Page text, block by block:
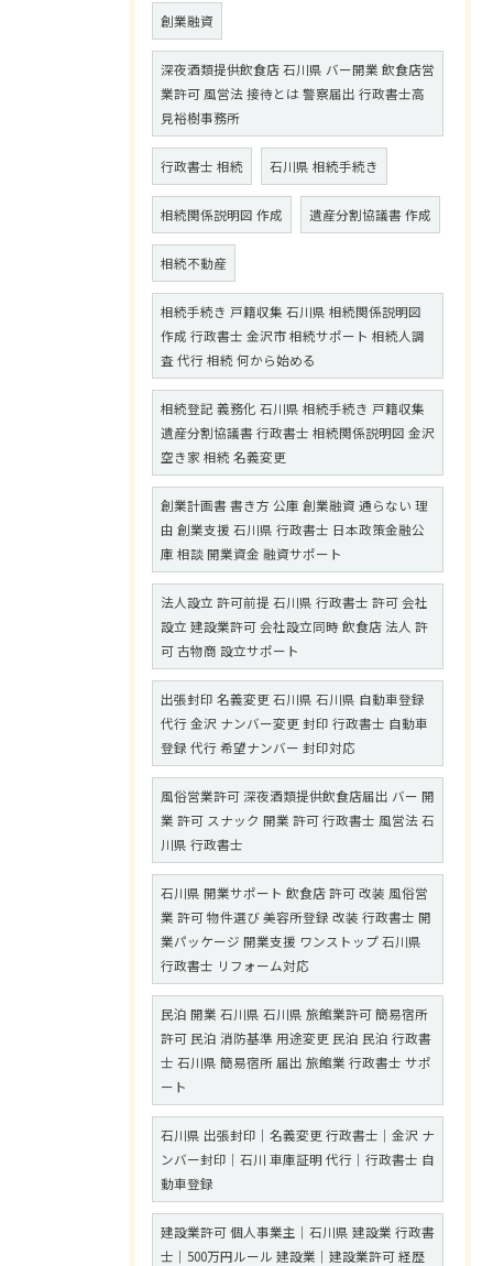
創業融資
深夜酒類提供飲食店 石川県 バー開業 飲食店営
業許可 風営法 接待とは 警察届出 行政書士高
見裕樹事務所
行政書士 相続 石川県 相続手続き
相続関係説明図 作成 遺産分割協議書 作成
相続不動産
相続手続き 戸籍収集 石川県 相続関係説明図
作成 行政書士 金沢市 相続サポート 相続人調
査 代行 相続 何から始める
相続登記 義務化 石川県 相続手続き 戸籍収集
遺産分割協議書 行政書士 相続関係説明図 金沢
空き家 相続 名義変更
創業計画書 書き方 公庫 創業融資 通らない 理
由 創業支援 石川県 行政書士 日本政策金融公
庫 相談 開業資金 融資サポート
法人設立 許可前提 石川県 行政書士 許可 会社
設立 建設業許可 会社設立同時 飲食店 法人 許
可 古物商 設立サポート
出張封印 名義変更 石川県 石川県 自動車登録
代行 金沢 ナンバー変更 封印 行政書士 自動車
登録 代行 希望ナンバー 封印対応
風俗営業許可 深夜酒類提供飲食店届出 バー 開
業 許可 スナック 開業 許可 行政書士 風営法 石
川県 行政書士
石川県 開業サポート 飲食店 許可 改装 風俗営
業 許可 物件選び 美容所登録 改装 行政書士 開
業パッケージ 開業支援 ワンストップ 石川県
行政書士 リフォーム対応
民泊 開業 石川県 石川県 旅館業許可 簡易宿所
許可 民泊 消防基準 用途変更 民泊 民泊 行政書
士 石川県 簡易宿所 届出 旅館業 行政書士 サポ
ート
石川県 出張封印｜名義変更 行政書士｜金沢 ナ
ンバー封印｜石川 車庫証明 代行｜行政書士 自
動車登録
建設業許可 個人事業主｜石川県 建設業 行政書
士｜500万円ルール 建設業｜建設業許可 経歴